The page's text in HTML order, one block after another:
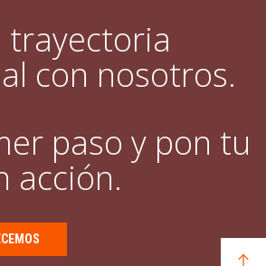
trayectoria
con nosotros.
paso y pon tu
acción.